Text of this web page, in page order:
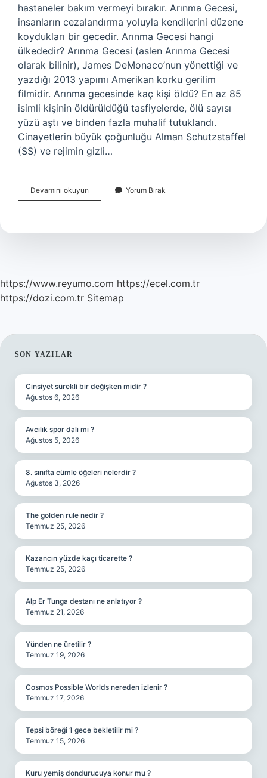
hastaneler bakım vermeyi bırakır. Arınma Gecesi,
insanların cezalandırma yoluyla kendilerini düzene
koydukları bir gecedir. Arınma Gecesi hangi
ülkededir? Arınma Gecesi (aslen Arınma Gecesi
olarak bilinir), James DeMonaco’nun yönettiği ve
yazdığı 2013 yapımı Amerikan korku gerilim
filmidir. Arınma gecesinde kaç kişi öldü? En az 85
isimli kişinin öldürüldüğü tasfiyelerde, ölü sayısı
yüzü aştı ve binden fazla muhalif tutuklandı.
Cinayetlerin büyük çoğunluğu Alman Schutzstaffel
(SS) ve rejimin gizli…
Devamını okuyun Amerikada
Arınma
Mu
Yorum Bırak
https://www.reyumo.com https://ecel.com.tr
https://dozi.com.tr Sitemap
SIDEBAR
SON YAZILAR
Cinsiyet sürekli bir değişken midir ?
Ağustos 6, 2026
Avcılık spor dalı mı ?
Ağustos 5, 2026
8. sınıfta cümle öğeleri nelerdir ?
Ağustos 3, 2026
The golden rule nedir ?
Temmuz 25, 2026
Kazancın yüzde kaçı ticarette ?
Temmuz 25, 2026
Alp Er Tunga destanı ne anlatıyor ?
Temmuz 21, 2026
Yünden ne üretilir ?
Temmuz 19, 2026
Cosmos Possible Worlds nereden izlenir ?
Temmuz 17, 2026
Tepsi böreği 1 gece bekletilir mi ?
Temmuz 15, 2026
Kuru yemiş dondurucuya konur mu ?